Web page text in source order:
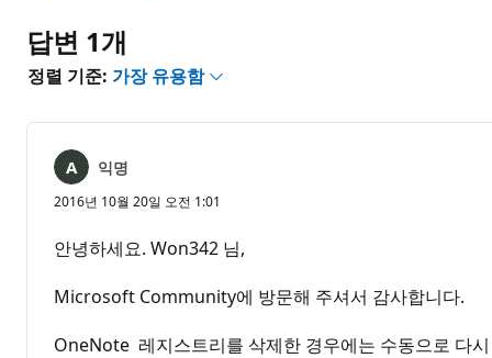
음
답변 1개
정렬 기준: 가장 유용함
익명
2016년 10월 20일 오전 1:01
안녕하세요. Won342 님,
Microsoft Community에 방문해 주셔서 감사합니다.
OneNote 레지스트리를 삭제한 경우에는 수동으로 다